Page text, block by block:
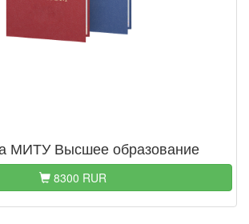
МИТУ Высшее образование
8300 RUR